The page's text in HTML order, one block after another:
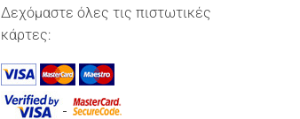
Δεχόμαστε όλες τις πιστωτικές
κάρτες: